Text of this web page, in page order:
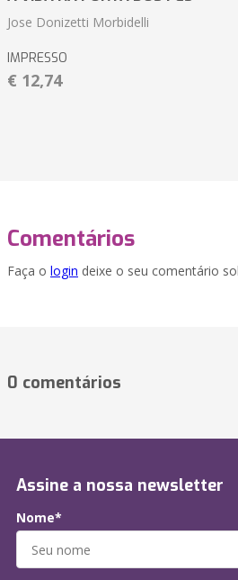
Jose Donizetti Morbidelli
IMPRESSO
€ 12,74
Comentários
Faça o login deixe o seu comentário
0 comentários
Assine a nossa newsletter
Nome*